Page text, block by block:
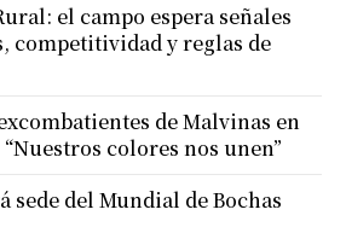
el campo espera señales
competitividad y reglas de
de Malvinas en
colores nos unen”
sede del Mundial de Bochas